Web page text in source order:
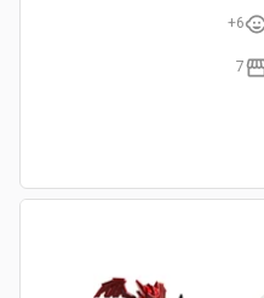
6+
7